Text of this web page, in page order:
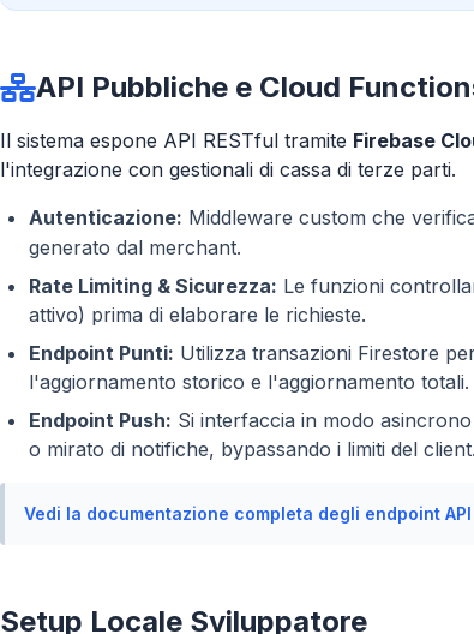
API Pubbliche e Cloud
Il sistema espone API RESTful tramite Firebase
l'integrazione con gestionali di cassa di terze parti.
Autenticazione: Middleware custom che
generato dal merchant.
Rate Limiting & Sicurezza: Le funzioni
attivo) prima di elaborare le richieste.
Endpoint Punti: Utilizza transazioni Firestore
l'aggiornamento storico e l'aggiornamento totali.
Endpoint Push: Si interfaccia in modo
o mirato di notifiche, bypassando i limiti del client.
Vedi la documentazione completa degli endpoint
Setup Locale Sviluppatore